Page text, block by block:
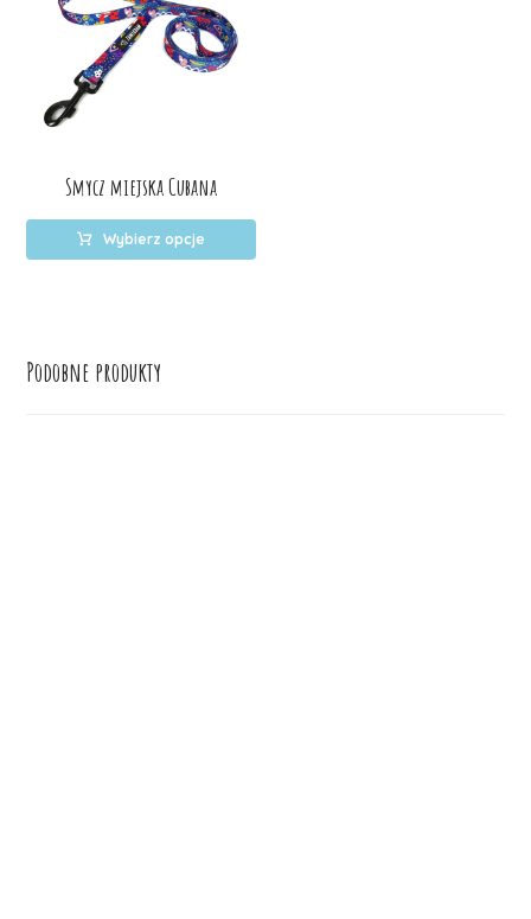
Smycz miejska Cubana
Wybierz opcje
Podobne produkty